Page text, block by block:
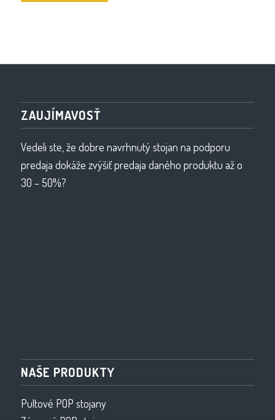
ZAUJÍMAVOSŤ
Vedeli ste, že dobre navrhnutý stojan na podporu
predaja dokáže zvýšiť predaja daného produktu až o
30 – 50%?
NAŠE PRODUKTY
Pultové POP stojany